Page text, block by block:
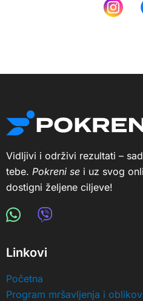
Vidljivi i održivi rezultati –
tebe. Pokreni se i uz svog
dostigni željene ciljeve!
Linkovi
Početna
Program mršavljenja i